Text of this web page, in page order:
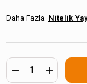
Nitelik